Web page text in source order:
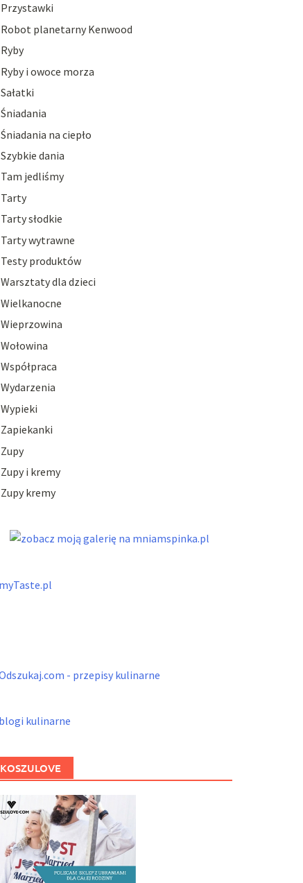
Przystawki
Robot planetarny Kenwood
Ryby
Ryby i owoce morza
Sałatki
Śniadania
Śniadania na ciepło
Szybkie dania
Tam jedliśmy
Tarty
Tarty słodkie
Tarty wytrawne
Testy produktów
Warsztaty dla dzieci
Wielkanocne
Wieprzowina
Wołowina
Współpraca
Wydarzenia
Wypieki
Zapiekanki
Zupy
Zupy i kremy
Zupy kremy
KOSZULOVE